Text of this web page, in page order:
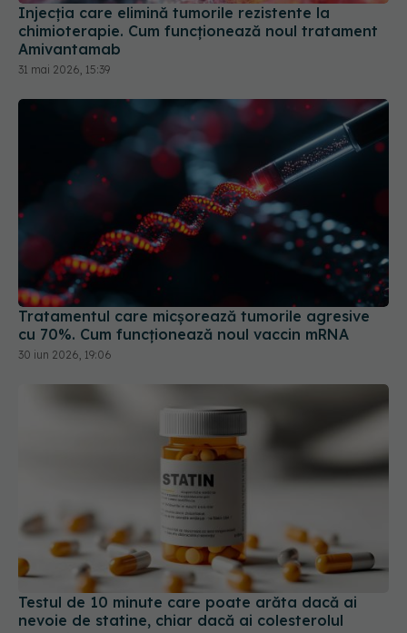
Amivantamab
31 mai 2026, 15:39
Tratamentul care micșorează tumorile agresive
cu 70%. Cum funcționează noul vaccin mRNA
30 iun 2026, 19:06
Testul de 10 minute care poate arăta dacă ai
nevoie de statine, chiar dacă ai colesterolul
normal
05 aug 2026, 19:42